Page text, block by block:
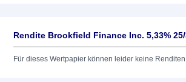
Rendite Brookfield Finance Inc. 5,33%
Für dieses Wertpapier können leider keine